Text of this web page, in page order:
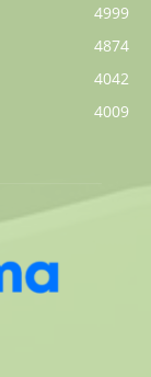
4999
4874
4042
4009